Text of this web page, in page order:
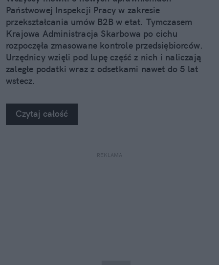
Państwowej Inspekcji Pracy w zakresie
przekształcania umów B2B w etat. Tymczasem
Krajowa Administracja Skarbowa po cichu
rozpoczęła zmasowane kontrole przedsiębiorców.
Urzędnicy wzięli pod lupę część z nich i naliczają
zaległe podatki wraz z odsetkami nawet do 5 lat
wstecz.
Czytaj całość
REKLAMA